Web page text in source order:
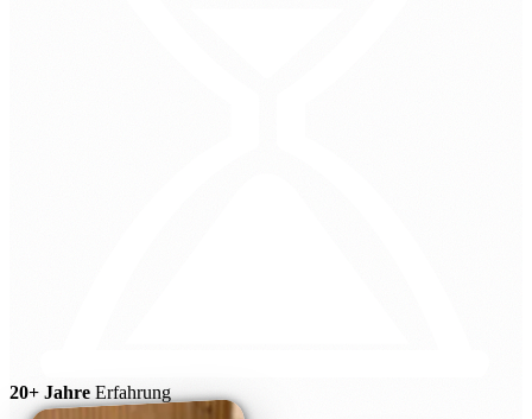
20+ Jahre Erfahrung